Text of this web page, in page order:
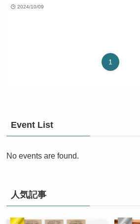
2024/10/09
1
Event List
No events are found.
人気記事